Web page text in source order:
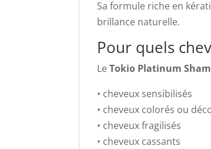
Sa formule riche en
brillance naturelle.
Pour quels
LeTokio Platinum
• cheveux sensibilisés
• cheveux colorés ou
• cheveux fragilisés
• cheveux cassants